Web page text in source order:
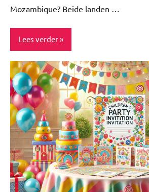
Mozambique? Beide landen …
Lees verder
ADV
Blog
Niet
gecategoriseerd
Reizen
Stedentrips
Travel